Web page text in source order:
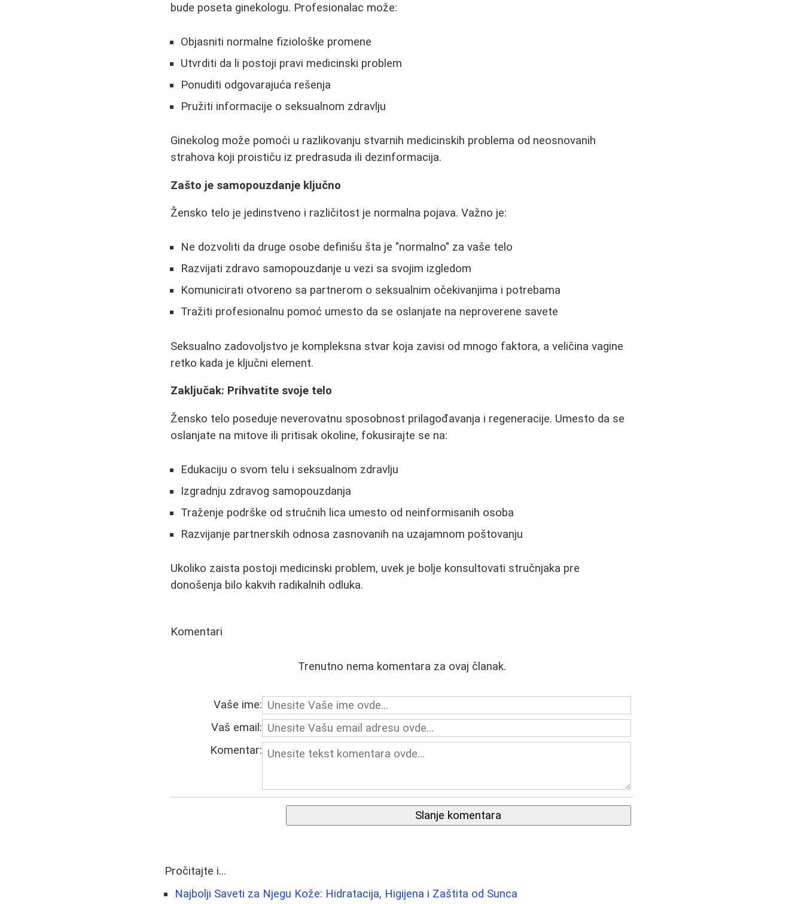
bude poseta ginekologu. Profesionalac može:
Objasniti normalne fiziološke promene
Utvrditi da li postoji pravi medicinski problem
Ponuditi odgovarajuća rešenja
Pružiti informacije o seksualnom zdravlju
Ginekolog može pomoći u razlikovanju stvarnih medicinskih problema od neosnovanih
strahova koji proističu iz predrasuda ili dezinformacija.
Zašto je samopouzdanje ključno
Žensko telo je jedinstveno i različitost je normalna pojava. Važno je:
Ne dozvoliti da druge osobe definišu šta je "normalno" za vaše telo
Razvijati zdravo samopouzdanje u vezi sa svojim izgledom
Komunicirati otvoreno sa partnerom o seksualnim očekivanjima i potrebama
Tražiti profesionalnu pomoć umesto da se oslanjate na neproverene savete
Seksualno zadovoljstvo je kompleksna stvar koja zavisi od mnogo faktora, a veličina vagine
retko kada je ključni element.
Zaključak: Prihvatite svoje telo
Žensko telo poseduje neverovatnu sposobnost prilagođavanja i regeneracije. Umesto da se
oslanjate na mitove ili pritisak okoline, fokusirajte se na:
Edukaciju o svom telu i seksualnom zdravlju
Izgradnju zdravog samopouzdanja
Traženje podrške od stručnih lica umesto od neinformisanih osoba
Razvijanje partnerskih odnosa zasnovanih na uzajamnom poštovanju
Ukoliko zaista postoji medicinski problem, uvek je bolje konsultovati stručnjaka pre
donošenja bilo kakvih radikalnih odluka.
Komentari
Trenutno nema komentara za ovaj članak.
Vaše ime:
Vaš email:
Komentar:
Slanje komentara
Pročitajte i...
Najbolji Saveti za Njegu Kože: Hidratacija, Higijena i Zaštita od Sunca